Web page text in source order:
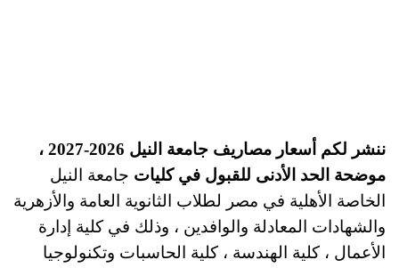
ننشر لكم أسعار مصاريف جامعة النيل 2026-2027 ،
موضحة الحد الأدنى للقبول في كليات جامعة النيل
الخاصة الأهلية في مصر لطلاب الثانوية العامة والأزهرية
والشهادات المعادلة والوافدين ، وذلك في كلية إدارة
الأعمال ، كلية الهندسة ، كلية الحاسبات وتكنولوجيا